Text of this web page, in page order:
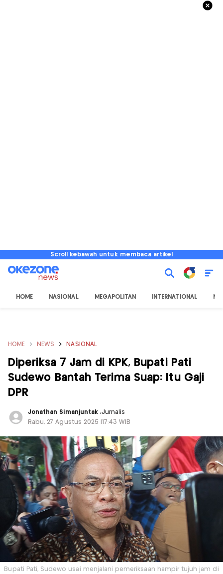
Scroll kebawah untuk membaca artikel
HOME NASIONAL MEGAPOLITAN INTERNATIONAL
HOME NEWS NASIONAL
Diperiksa 7 Jam di KPK, Bupati Pati
Sudewo Bantah Terima Suap: Itu Gaji
DPR
Jonathan Simanjuntak,Jurnalis
Rabu, 27 Agustus 2025 |17:43 WIB
Bupati Pati, Sudewo usai menjalani pemeriksaan hampir tujuh jam di